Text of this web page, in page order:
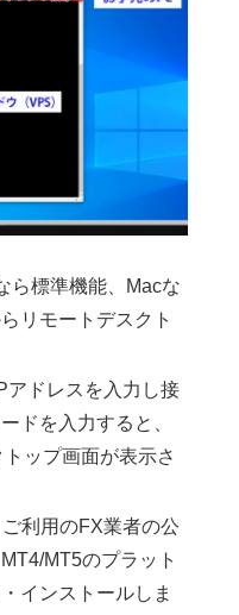
ら標準機能、Macな
リモートデスクト
アドレスを入力し接
ドを入力すると、
ップ画面が表示さ
利用のFX業者の公
MT5のプラット
インストールしま